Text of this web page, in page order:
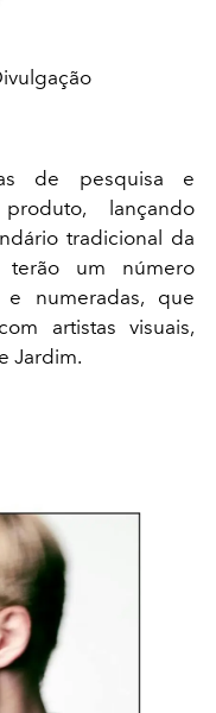
de pesquisa e
lançando
tradicional da
terão um número
e numeradas, que
artistas visuais,
Jardim.